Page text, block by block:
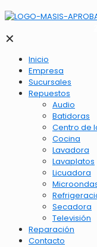
✕
Inicio
Empresa
Sucursales
Repuestos
Audio
Batidoras
Centro de
Cocina
Lavadora
Lavaplatos
Licuadora
Secadora
Televisión
Reparación
Contacto